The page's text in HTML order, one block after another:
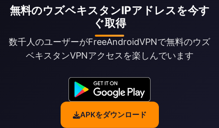
無料のウズベキスタンIPアドレスを今す
ぐ取得
数千人のユーザーがFreeAndroidVPNで無料のウズ
ベキスタンVPNアクセスを楽しんでいます
APKをダウンロード